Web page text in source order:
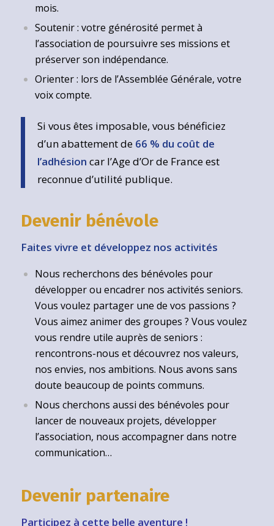
mois.
Soutenir : votre générosité permet à
l’association de poursuivre ses missions et
préserver son indépendance.
Orienter : lors de l’Assemblée Générale, votre
voix compte.
Si vous êtes imposable, vous bénéficiez
d’un abattement de 66 % du coût de
l’adhésion car l’Age d’Or de France est
reconnue d’utilité publique.
Devenir bénévole
Faites vivre et développez nos activités
Nous recherchons des bénévoles pour
développer ou encadrer nos activités seniors.
Vous voulez partager une de vos passions ?
Vous aimez animer des groupes ? Vous voulez
vous rendre utile auprès de seniors :
rencontrons-nous et découvrez nos valeurs,
nos envies, nos ambitions. Nous avons sans
doute beaucoup de points communs.
Nous cherchons aussi des bénévoles pour
lancer de nouveaux projets, développer
l’association, nous accompagner dans notre
communication…
Devenir partenaire
Participez à cette belle aventure !